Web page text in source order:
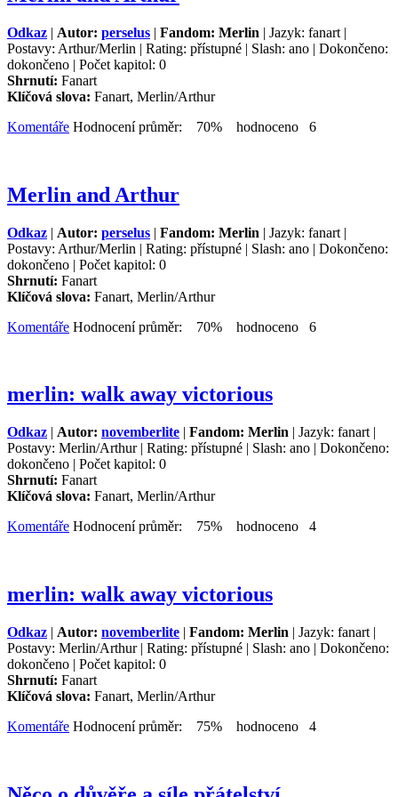
Odkaz | Autor: perselus | Fandom: Merlin | Jazyk: fanart |
Postavy: Arthur/Merlin | Rating: přístupné | Slash: ano | Dokončeno:
dokončeno | Počet kapitol: 0
Shrnutí: Fanart
Klíčová slova: Fanart, Merlin/Arthur
Komentáře Hodnocení průměr: 70% hodnoceno 6
Merlin and Arthur
Odkaz | Autor: perselus | Fandom: Merlin | Jazyk: fanart |
Postavy: Arthur/Merlin | Rating: přístupné | Slash: ano | Dokončeno:
dokončeno | Počet kapitol: 0
Shrnutí: Fanart
Klíčová slova: Fanart, Merlin/Arthur
Komentáře Hodnocení průměr: 70% hodnoceno 6
merlin: walk away victorious
Odkaz | Autor: novemberlite | Fandom: Merlin | Jazyk: fanart |
Postavy: Merlin/Arthur | Rating: přístupné | Slash: ano | Dokončeno:
dokončeno | Počet kapitol: 0
Shrnutí: Fanart
Klíčová slova: Fanart, Merlin/Arthur
Komentáře Hodnocení průměr: 75% hodnoceno 4
merlin: walk away victorious
Odkaz | Autor: novemberlite | Fandom: Merlin | Jazyk: fanart |
Postavy: Merlin/Arthur | Rating: přístupné | Slash: ano | Dokončeno:
dokončeno | Počet kapitol: 0
Shrnutí: Fanart
Klíčová slova: Fanart, Merlin/Arthur
Komentáře Hodnocení průměr: 75% hodnoceno 4